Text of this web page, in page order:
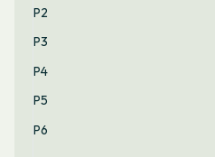
P2
P3
P4
P5
P6